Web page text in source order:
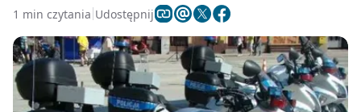
1 min czytania Udostępnij